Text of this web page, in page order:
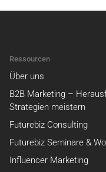
Ressourcen
Über uns
B2B Marketing –
Strategien meistern
Futurebiz Consulting
Futurebiz Seminare &
Influencer Marketing